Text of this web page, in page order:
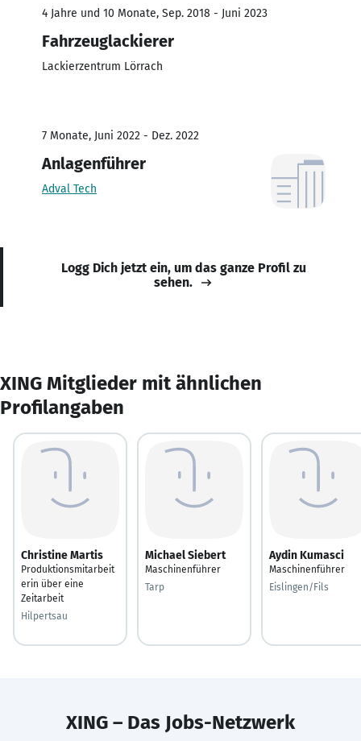
4 Jahre und 10 Monate, Sep. 2018 - Juni 2023
Fahrzeuglackierer
Lackierzentrum Lörrach
7 Monate, Juni 2022 - Dez. 2022
Anlagenführer
Adval Tech
Logg Dich jetzt ein, um das ganze Profil zu
sehen.
XING Mitglieder mit ähnlichen
Profilangaben
Christine Martis
Produktionsmitarbeit
erin über eine
Zeitarbeit
Hilpertsau
Michael Siebert
Maschinenführer
Tarp
Aydin Kumasci
Maschinenführer
Eislingen/Fils
XING – Das Jobs-Netzwerk